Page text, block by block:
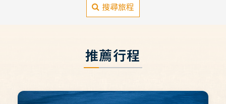
搜尋旅程
推薦行程